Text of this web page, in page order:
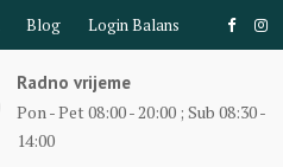
Blog Login Balans
Radno vrijeme
Pon - Pet 08:00 - 20:00 ; Sub 08:30 -
14:00